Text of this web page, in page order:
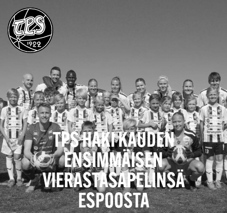
TPS HAKI KAUDEN
ENSIMMÄISEN
VIERASTASAPELINSÄ
ESPOOSTA